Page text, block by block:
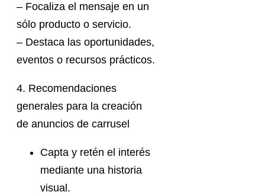
– Focaliza el mensaje en un
sólo producto o servicio.
– Destaca las oportunidades,
eventos o recursos prácticos.
4. Recomendaciones
generales para la creación
de anuncios de carrusel
Capta y retén el interés
mediante una historia
visual.